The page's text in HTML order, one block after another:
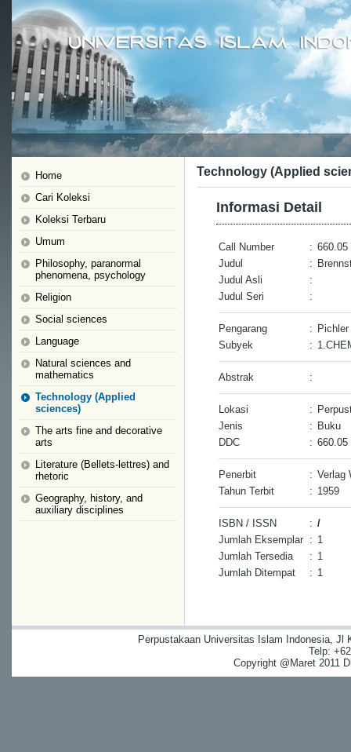
Home
Cari Koleksi
Koleksi Terbaru
Umum
Philosophy, paranormal
phenomena, psychology
Religion
Social sciences
Language
Natural sciences and
mathematics
Technology (Applied
sciences)
The arts fine and decorative
arts
Literature (Bellets-lettres) and
rhetoric
Geography, history, and
auxiliary disciplines
Technology (Applied
Informasi Detail
Call Number :
Judul
:
Judul Asli
:
Judul Seri
:
Pengarang :
Subyek
:
Abstrak :
Lokasi :
Jenis
: Buku
DDC
: 660.05
Penerbit : Verlag
Tahun Terbit
: 1959
ISBN / ISSN : /
Jumlah Eksemplar : 1
Jumlah Tersedia
: 1
Jumlah Ditempat
: 1
Perpustakaan Universitas Islam Indonesia, Jl
Telp:
Copyright @Maret 2011